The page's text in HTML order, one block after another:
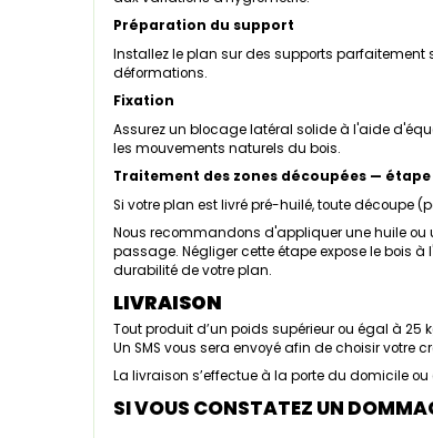
Préparation du support
Installez le plan sur des supports
déformations.
Fixation
Assurez un blocage latéral solide à l'aide
les mouvements naturels du bois.
Traitement des zones découpées —
Si votre plan est livré pré-huilé, toute découpe
Nous recommandons d'appliquer une huile
passage. Négliger cette étape expose le bois
durabilité de votre plan.
LIVRAISON
Tout produit d’un poids supérieur ou égal à 25
Un SMS vous sera envoyé afin de choisir votre
La livraison s’effectue à la porte du domicile
SI VOUS CONSTATEZ UN